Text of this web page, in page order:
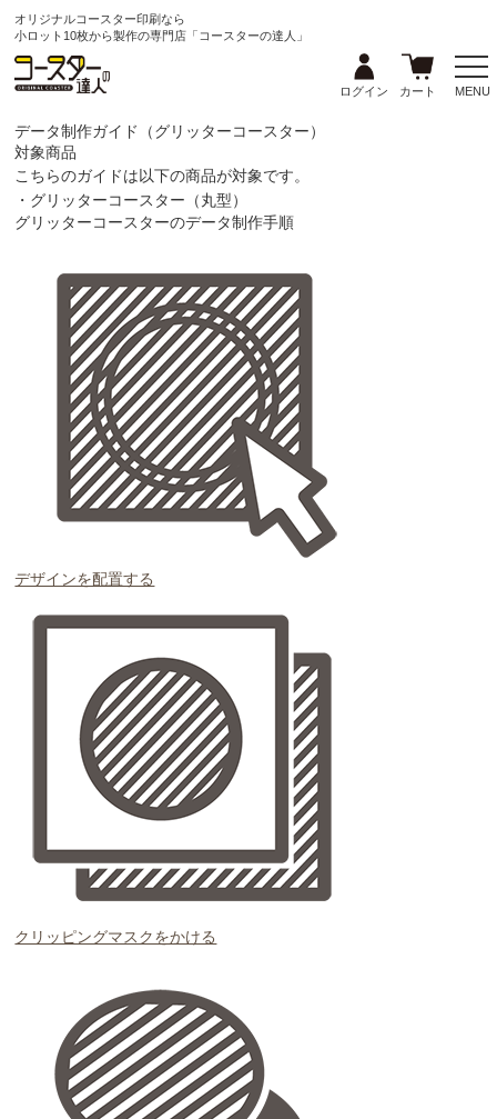
オリジナルコースター印刷なら
小ロット10枚から製作の専門店「コースターの達人」
ログイン カート MENU
データ制作ガイド（グリッターコースター）
対象商品
こちらのガイドは以下の商品が対象です。
・グリッターコースター（丸型）
グリッターコースターのデータ制作手順
デザインを配置する
クリッピングマスクをかける